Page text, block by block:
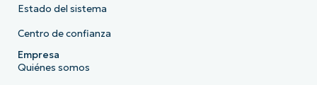
Estado del sistema
Centro de confianza
Empresa
Quiénes somos